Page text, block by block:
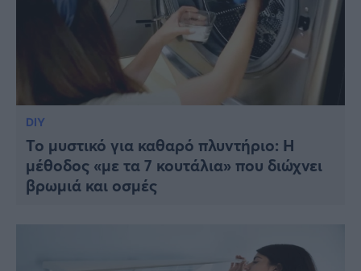
DIY
Το μυστικό για καθαρό πλυντήριο: Η
μέθοδος «με τα 7 κουτάλια» που διώχνει
βρωμιά και οσμές